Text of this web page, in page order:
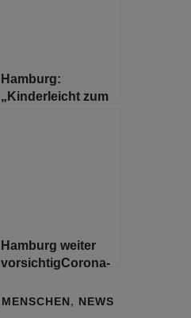
Hamburg:
„Kinderleicht zum
Hamburg weiter
vorsichtigCorona-
30. November
MENSCHEN, NEWS